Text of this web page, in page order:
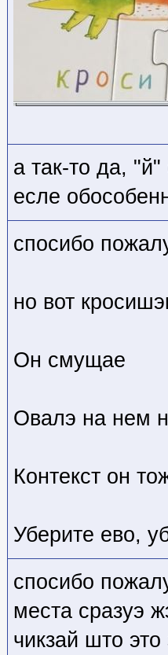
а так-то да,
есле
спосибо
но вот
Он смущае
Овалэ на нем
Контекст он
Уберите ево,
спосибо
места сразуэ
чикзай што